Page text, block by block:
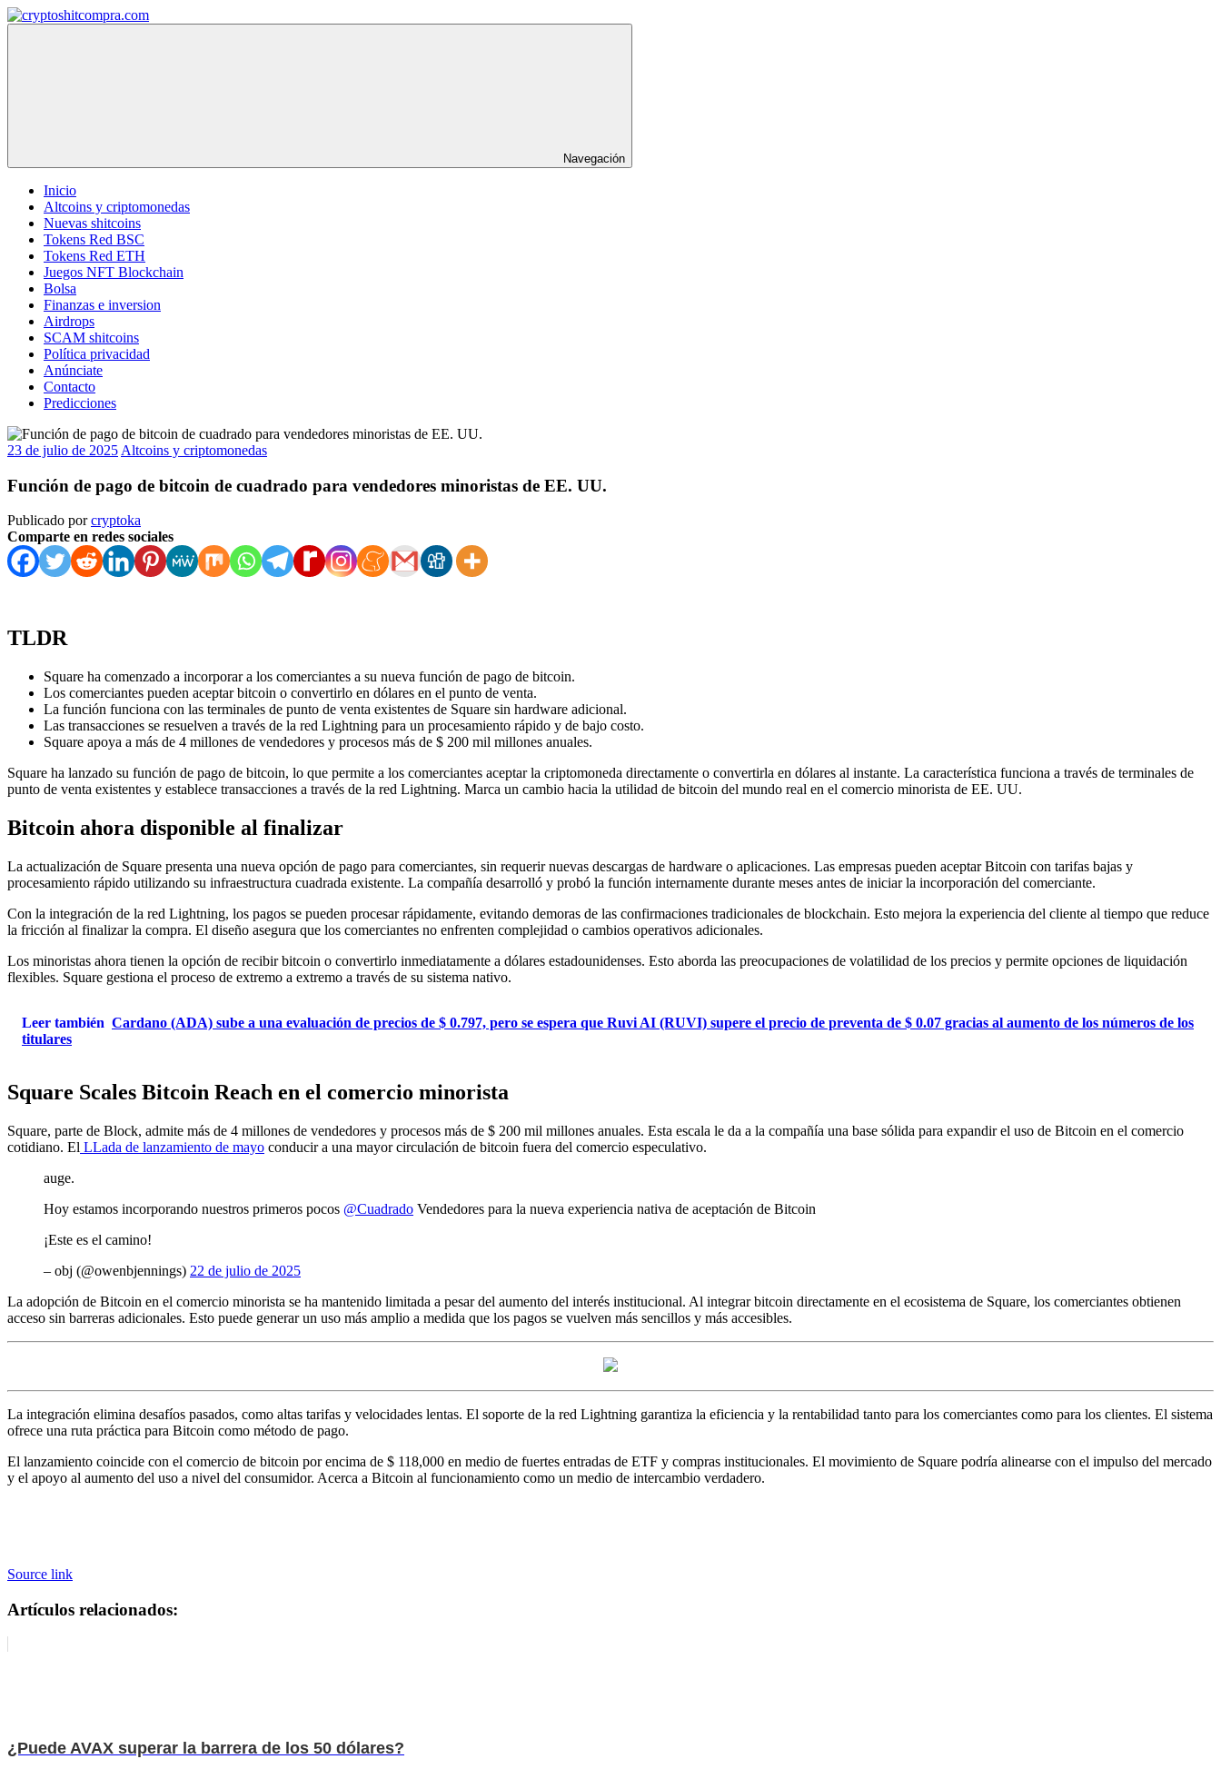
Saltar
al
Navegación
Inicio
Altcoins y criptomonedas
Nuevas shitcoins
Tokens Red BSC
Tokens Red ETH
Juegos NFT Blockchain
Bolsa
Finanzas e inversion
Airdrops
SCAM shitcoins
Política privacidad
Anúnciate
Contacto
Predicciones
23 de julio de 2025 Altcoins y criptomonedas
Función de pago de bitcoin de cuadrado para vendedores minoristas de EE. UU.
Publicado porcryptoka
Comparte en redes sociales
TLDR
Square ha comenzado a incorporar a los comerciantes a su nueva función de pago de bitcoin.
Los comerciantes pueden aceptar bitcoin o convertirlo en dólares en el punto de venta.
La función funciona con las terminales de punto de venta existentes de Square sin hardware adicional.
Las transacciones se resuelven a través de la red Lightning para un procesamiento rápido y de bajo costo.
Square apoya a más de 4 millones de vendedores y procesos más de $ 200 mil millones anuales.
Square ha lanzado su función de pago de bitcoin, lo que permite a los comerciantes aceptar la criptomoneda directamente o convertirla en dólares al instante. La característica funciona a través de terminales de
punto de venta existentes y establece transacciones a través de la red Lightning. Marca un cambio hacia la utilidad de bitcoin del mundo real en el comercio minorista de EE. UU.
Bitcoin ahora disponible al finalizar
La actualización de Square presenta una nueva opción de pago para comerciantes, sin requerir nuevas descargas de hardware o aplicaciones. Las empresas pueden aceptar Bitcoin con tarifas bajas y
procesamiento rápido utilizando su infraestructura cuadrada existente. La compañía desarrolló y probó la función internamente durante meses antes de iniciar la incorporación del comerciante.
Con la integración de la red Lightning, los pagos se pueden procesar rápidamente, evitando demoras de las confirmaciones tradicionales de blockchain. Esto mejora la experiencia del cliente al tiempo que reduce
la fricción al finalizar la compra. El diseño asegura que los comerciantes no enfrenten complejidad o cambios operativos adicionales.
Los minoristas ahora tienen la opción de recibir bitcoin o convertirlo inmediatamente a dólares estadounidenses. Esto aborda las preocupaciones de volatilidad de los precios y permite opciones de liquidación
flexibles. Square gestiona el proceso de extremo a extremo a través de su sistema nativo.
Leer también Cardano (ADA) sube a una evaluación de precios de $ 0.797, pero se espera que Ruvi AI (RUVI) supere el precio de preventa de $ 0.07 gracias al aumento de los números de los
titulares
Square Scales Bitcoin Reach en el comercio minorista
Square, parte de Block, admite más de 4 millones de vendedores y procesos más de $ 200 mil millones anuales. Esta escala le da a la compañía una base sólida para expandir el uso de Bitcoin en el comercio
cotidiano. El LLada de lanzamiento de mayo conducir a una mayor circulación de bitcoin fuera del comercio especulativo.
auge.
Hoy estamos incorporando nuestros primeros pocos @Cuadrado Vendedores para la nueva experiencia nativa de aceptación de Bitcoin
¡Este es el camino!
– obj (@owenbjennings) 22 de julio de 2025
La adopción de Bitcoin en el comercio minorista se ha mantenido limitada a pesar del aumento del interés institucional. Al integrar bitcoin directamente en el ecosistema de Square, los comerciantes obtienen
acceso sin barreras adicionales. Esto puede generar un uso más amplio a medida que los pagos se vuelven más sencillos y más accesibles.
La integración elimina desafíos pasados, como altas tarifas y velocidades lentas. El soporte de la red Lightning garantiza la eficiencia y la rentabilidad tanto para los comerciantes como para los clientes. El sistema
ofrece una ruta práctica para Bitcoin como método de pago.
El lanzamiento coincide con el comercio de bitcoin por encima de $ 118,000 en medio de fuertes entradas de ETF y compras institucionales. El movimiento de Square podría alinearse con el impulso del mercado
y el apoyo al aumento del uso a nivel del consumidor. Acerca a Bitcoin al funcionamiento como un medio de intercambio verdadero.
Source link
Artículos relacionados:
¿Puede AVAX superar la barrera de los 50 dólares?